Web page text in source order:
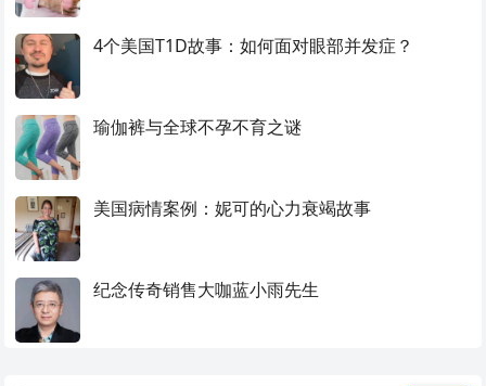
4个美国T1D故事：如何面对眼部并发症？
瑜伽裤与全球不孕不育之谜
美国病情案例：妮可的心力衰竭故事
纪念传奇销售大咖蓝小雨先生